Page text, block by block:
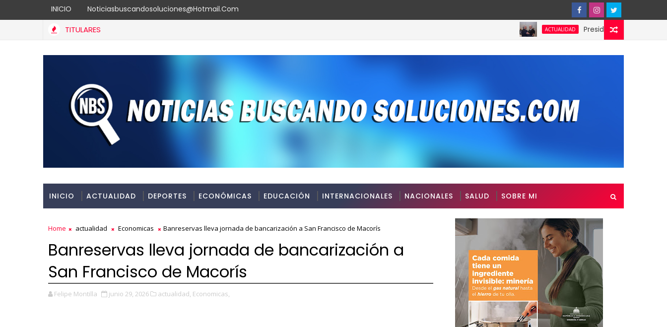
INICIO Noticiasbuscandosoluciones@hotmail.com
TITULARES ACTUALIDAD Presidente de Honduras
INICIO ACTUALIDAD DEPORTES ECONÓMICAS EDUCACIÓN INTERNACIONALES NACIONALES SALUD SOBRE MI
Home actualidad Economicas Banreservas lleva jornada de bancarización a San Francisco de Macorís
Banreservas lleva jornada de bancarización a
San Francisco de Macorís
Felipe Montilla junio 29, 2026 actualidad, Economicas,